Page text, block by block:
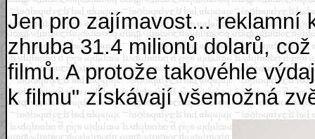
Jen pro zajímavost... reklamní
zhruba 31.4 milionů dolarů,
filmů. A protože takovéhle
k filmu" získávají všemožná